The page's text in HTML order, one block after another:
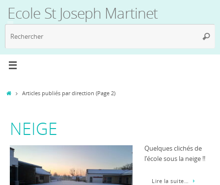
contenu
Ecole St Joseph Martinet
AccueilArticles publiés par direction (Page 2)
NEIGE
Quelques clichés de
l’école sous la neige !!
Lire la suite…